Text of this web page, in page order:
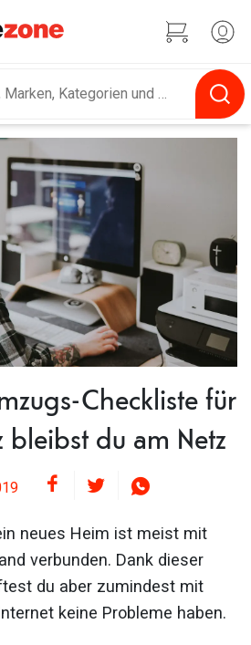
Checkliste für
bleibst du am Netz
neues Heim ist meist mit
verbunden. Dank dieser
du aber zumindest mit
keine Probleme haben.